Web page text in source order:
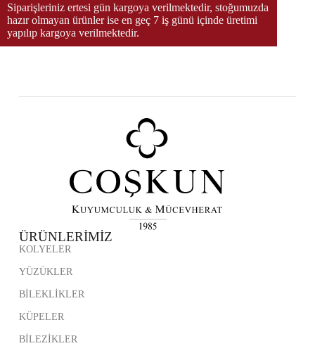
Siparişleriniz ertesi gün kargoya verilmektedir, stoğumuzda
hazır olmayan ürünler ise en geç 7 iş günü içinde üretimi
yapılıp kargoya verilmektedir.
ÜRÜNLERİMİZ
KOLYELER
YÜZÜKLER
BİLEKLİKLER
KÜPELER
BİLEZİKLER